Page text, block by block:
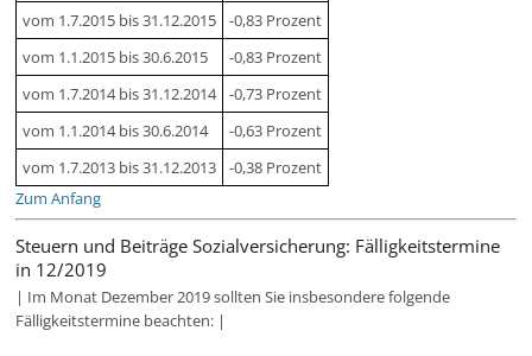
vom 1.7.2015 bis 31.12.2015
-0,83 Prozent
vom 1.1.2015 bis 30.6.2015
-0,83 Prozent
vom 1.7.2014 bis 31.12.2014
-0,73 Prozent
vom 1.1.2014 bis 30.6.2014
-0,63 Prozent
vom 1.7.2013 bis 31.12.2013
-0,38 Prozent
Zum Anfang
Steuern und Beiträge Sozialversicherung: Fälligkeitstermine
in 12/2019
| Im Monat Dezember 2019 sollten Sie insbesondere folgende
Fälligkeitstermine beachten: |